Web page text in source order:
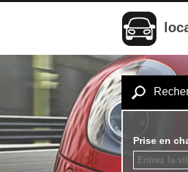
Prise en